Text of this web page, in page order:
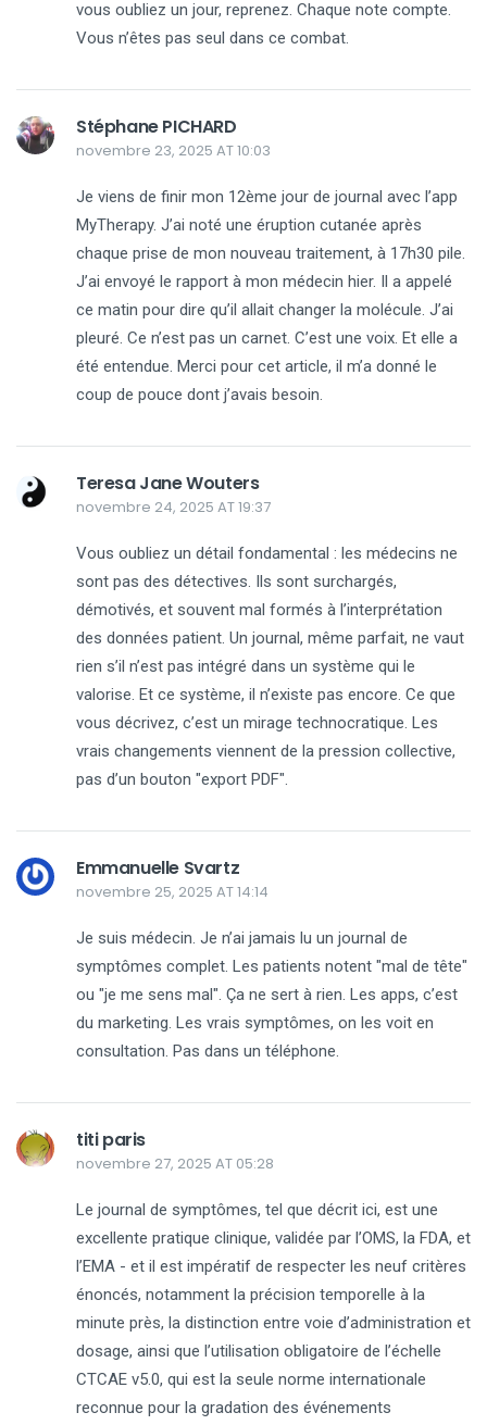
vous oubliez un jour, reprenez. Chaque note compte.
Vous n’êtes pas seul dans ce combat.
Stéphane PICHARD
novembre 23, 2025 AT 10:03
Je viens de finir mon 12ème jour de journal avec l’app
MyTherapy. J’ai noté une éruption cutanée après
chaque prise de mon nouveau traitement, à 17h30 pile.
J’ai envoyé le rapport à mon médecin hier. Il a appelé
ce matin pour dire qu’il allait changer la molécule. J’ai
pleuré. Ce n’est pas un carnet. C’est une voix. Et elle a
été entendue. Merci pour cet article, il m’a donné le
coup de pouce dont j’avais besoin.
Teresa Jane Wouters
novembre 24, 2025 AT 19:37
Vous oubliez un détail fondamental : les médecins ne
sont pas des détectives. Ils sont surchargés,
démotivés, et souvent mal formés à l’interprétation
des données patient. Un journal, même parfait, ne vaut
rien s’il n’est pas intégré dans un système qui le
valorise. Et ce système, il n’existe pas encore. Ce que
vous décrivez, c’est un mirage technocratique. Les
vrais changements viennent de la pression collective,
pas d’un bouton "export PDF".
Emmanuelle Svartz
novembre 25, 2025 AT 14:14
Je suis médecin. Je n’ai jamais lu un journal de
symptômes complet. Les patients notent "mal de tête"
ou "je me sens mal". Ça ne sert à rien. Les apps, c’est
du marketing. Les vrais symptômes, on les voit en
consultation. Pas dans un téléphone.
titi paris
novembre 27, 2025 AT 05:28
Le journal de symptômes, tel que décrit ici, est une
excellente pratique clinique, validée par l’OMS, la FDA, et
l’EMA - et il est impératif de respecter les neuf critères
énoncés, notamment la précision temporelle à la
minute près, la distinction entre voie d’administration et
dosage, ainsi que l’utilisation obligatoire de l’échelle
CTCAE v5.0, qui est la seule norme internationale
reconnue pour la gradation des événements